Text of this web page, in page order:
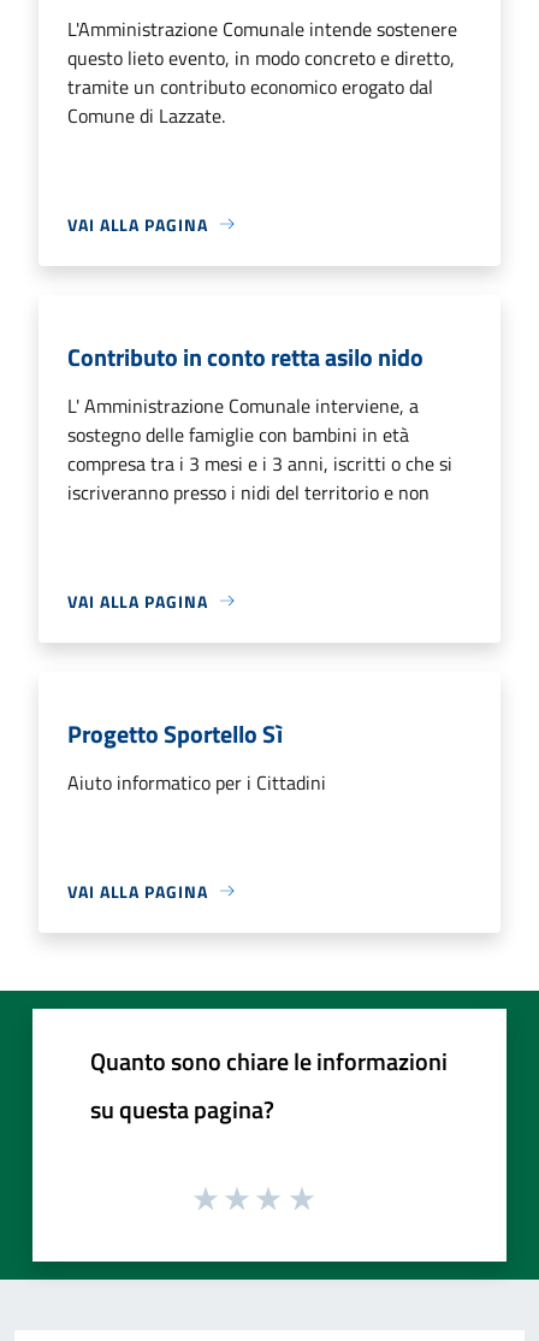
L'Amministrazione Comunale intende sostenere
questo lieto evento, in modo concreto e diretto,
tramite un contributo economico erogato dal
Comune di Lazzate.
VAI ALLA PAGINA
Contributo in conto retta asilo nido
L' Amministrazione Comunale interviene, a
sostegno delle famiglie con bambini in età
compresa tra i 3 mesi e i 3 anni, iscritti o che si
iscriveranno presso i nidi del territorio e non
VAI ALLA PAGINA
Progetto Sportello Sì
Aiuto informatico per i Cittadini
VAI ALLA PAGINA
Quanto sono chiare le informazioni
su questa pagina?